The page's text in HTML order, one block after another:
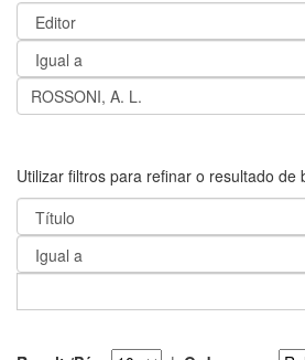
Utilizar filtros para refinar o resultado de